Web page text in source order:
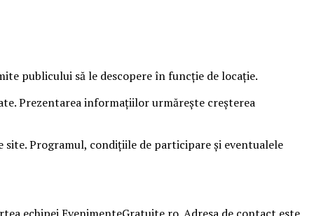
publicului să le descopere în funcție de locație.
Prezentarea informațiilor urmărește creșterea
Programul, condițiile de participare și eventualele
echipei EvenimenteGratuite.ro. Adresa de contact este